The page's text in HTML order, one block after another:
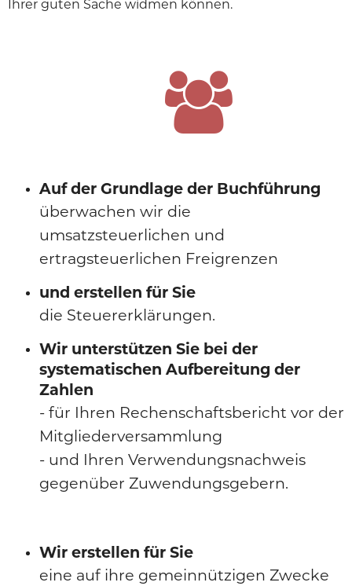
Ihrer guten Sache widmen können.
Auf der Grundlage der Buchführung
überwachen wir die
umsatzsteuerlichen und
ertragsteuerlichen Freigrenzen
und erstellen für Sie
die Steuererklärungen.
Wir unterstützen Sie bei der
systematischen Aufbereitung der
Zahlen
- für Ihren Rechenschaftsbericht vor der
Mitgliederversammlung
- und Ihren Verwendungsnachweis
gegenüber Zuwendungsgebern.
Wir erstellen für Sie
eine auf ihre gemeinnützigen Zwecke